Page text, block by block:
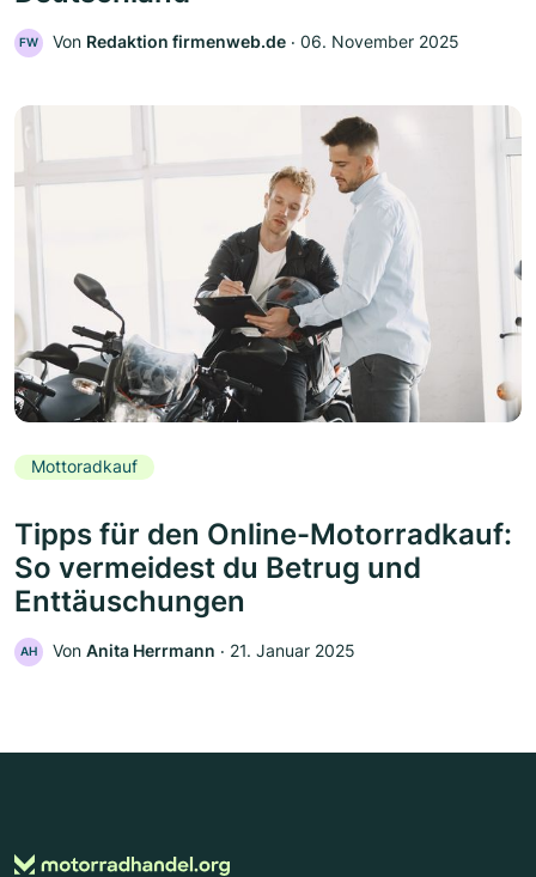
FW Von Redaktion firmenweb.de ‧ 06. November 2025
Mottoradkauf
Tipps für den Online-Motorradkauf:
So vermeidest du Betrug und
Enttäuschungen
AH Von Anita Herrmann ‧ 21. Januar 2025